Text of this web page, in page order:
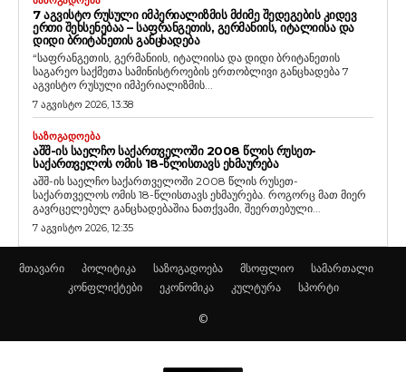
7 ᲐᲒᲕᲘᲡᲢᲝ ᲠᲣᲡᲣᲚᲘ ᲘᲛᲞᲔᲠᲘᲐᲚᲘᲖᲛᲘᲡ ᲛᲫᲘᲛᲔ ᲨᲔᲓᲔᲒᲔᲑᲘᲡ ᲙᲘᲓᲔᲕ
ᲔᲠᲗᲘ ᲨᲔᲮᲡᲔᲜᲔᲑᲐᲐ – ᲡᲐᲤᲠᲐᲜᲒᲔᲗᲘᲡ, ᲒᲔᲠᲛᲐᲜᲘᲘᲡ, ᲘᲢᲐᲚᲘᲘᲡᲐ ᲓᲐ
ᲓᲘᲓᲘ ᲑᲠᲘᲢᲐᲜᲔᲗᲘᲡ ᲒᲐᲜᲪᲮᲐᲓᲔᲑᲐ
“საფრანგეთის, გერმანიის, იტალიისა და დიდი ბრიტანეთის
საგარეო საქმეთა სამინისტროების ერთობლივი განცხადება 7
აგვისტო რუსული იმპერიალიზმის...
7 აგვისტო 2026, 13:38
ᲡᲐᲖᲝᲒᲐᲓᲝᲔᲑᲐ
ᲐᲨᲨ-ᲘᲡ ᲡᲐᲔᲚᲩᲝ ᲡᲐᲥᲐᲠᲗᲕᲔᲚᲝᲨᲘ 2008 ᲬᲚᲘᲡ ᲠᲣᲡᲔᲗ-
ᲡᲐᲥᲐᲠᲗᲕᲔᲚᲝᲡ ᲝᲛᲘᲡ 18-ᲬᲚᲘᲡᲗᲐᲕᲡ ᲔᲮᲛᲐᲣᲠᲔᲑᲐ
აშშ-ის საელჩო საქართველოში 2008 წლის რუსეთ-
საქართველოს ომის 18-წლისთავს ეხმაურება. როგორც მათ მიერ
გავრცელებულ განცხადებაშია ნათქვამი, შეერთებული...
7 აგვისტო 2026, 12:35
მთავარი პოლიტიკა საზოგადოება მსოფლიო
სამართალი
კონფლიქტები
ეკონომიკა კულტურა სპორტი
©